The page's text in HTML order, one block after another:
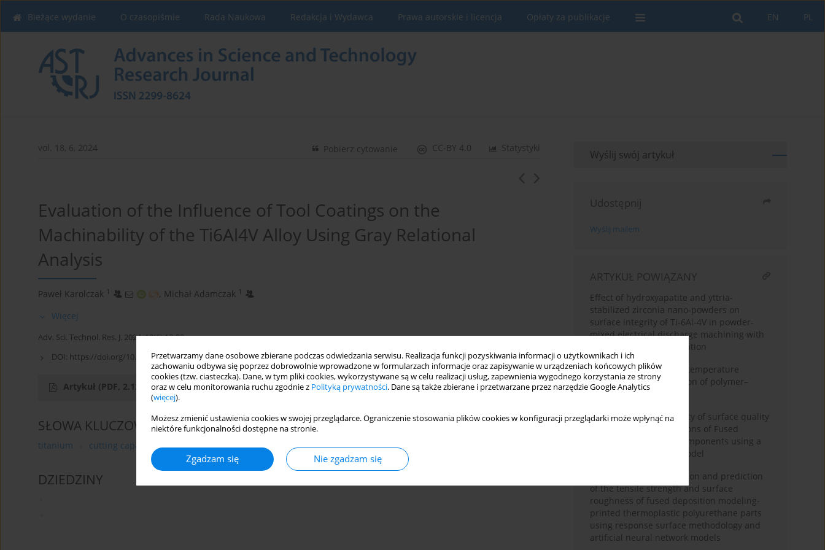
Przetwarzamy dane osobowe zbierane podczas odwiedzania serwisu. Realizacja funkcji pozyskiwania informacji o użytkownikach i ich
zachowaniu odbywa się poprzez dobrowolnie wprowadzone w formularzach informacje oraz zapisywanie w urządzeniach końcowych plików
cookies (tzw. ciasteczka). Dane, w tym pliki cookies, wykorzystywane są w celu realizacji usług, zapewnienia wygodnego korzystania ze strony
oraz w celu monitorowania ruchu zgodnie z Polityką prywatności. Dane są także zbierane i przetwarzane przez narzędzie Google Analytics
(więcej).
Możesz zmienić ustawienia cookies w swojej przeglądarce. Ograniczenie stosowania plików cookies w konfiguracji przeglądarki może wpłynąć na
niektóre funkcjonalności dostępne na stronie.
Zgadzam się Nie zgadzam się
PL
EN
Bieżące wydanie O czasopiśmie Rada Naukowa Redakcja i Wydawca Prawa autorskie i licencja Opłaty za publikacje
vol. 18, 6, 2024 Statystyki
CC-BY 4.0
Pobierz cytowanie
Evaluation of the Influence of Tool Coatings on the
Machinability of the Ti6Al4V Alloy Using Gray Relational
Analysis
Paweł Karolczak 1 , Michał Adamczak 1
Więcej
Adv. Sci. Technol. Res. J. 2024; 18(6):13-28
DOI: https://doi.org/10.12913/22998624/191015
Artykuł (PDF, 2.12 MB)
SŁOWA KLUCZOWE
titanium cutting capabilities of tools tool coatings surface roughness cutting force
DZIEDZINY
Wyślij swój artykuł
Udostępnij
Wyślij mailem
ARTYKUŁ POWIĄZANY
Effect of hydroxyapatite and yttria-
stabilized zirconia nano-powders on
surface integrity of Ti-6Al-4V in powder-
mixed electrical discharge machining with
multi-response optimization
Effect of prior elevated-temperature
exposure on static friction of polymer–
polymer sliding pairs
Enhancing the uniformity of surface quality
across various orientations of Fused
Deposition Modeling components using a
hybrid Taguchi fuzzy model
Experimental investigation and prediction
of the tensile strength and surface
roughness of fused deposition modeling-
printed thermoplastic polyurethane parts
using response surface methodology and
artificial neural network models